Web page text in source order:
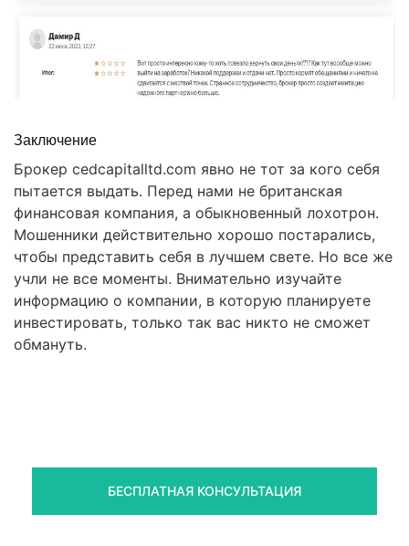
Заключение
Брокер cedcapitalltd.com явно не тот за кого себя
пытается выдать. Перед нами не британская
финансовая компания, а обыкновенный лохотрон.
Мошенники действительно хорошо постарались,
чтобы представить себя в лучшем свете. Но все же
учли не все моменты. Внимательно изучайте
информацию о компании, в которую планируете
инвестировать, только так вас никто не сможет
обмануть.
БЕСПЛАТНАЯ КОНСУЛЬТАЦИЯ